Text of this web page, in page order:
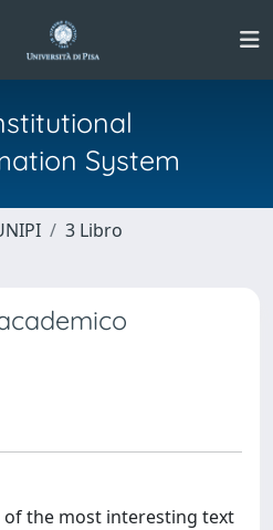
System
3 Libro
of the most interesting text